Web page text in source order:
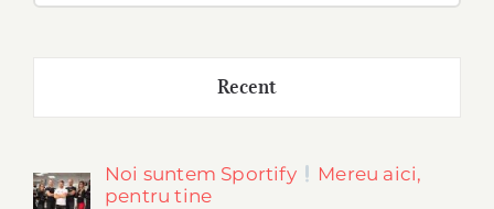
Recent
Noi suntem Sportify
Mereu aici,
pentru tine